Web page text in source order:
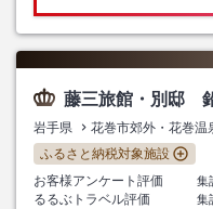
藤三旅館・別邸
岩手県 花巻市郊外・花巻温
ふるさと納税対象施設
お客様アンケート評価
集
るるぶトラベル評価
集